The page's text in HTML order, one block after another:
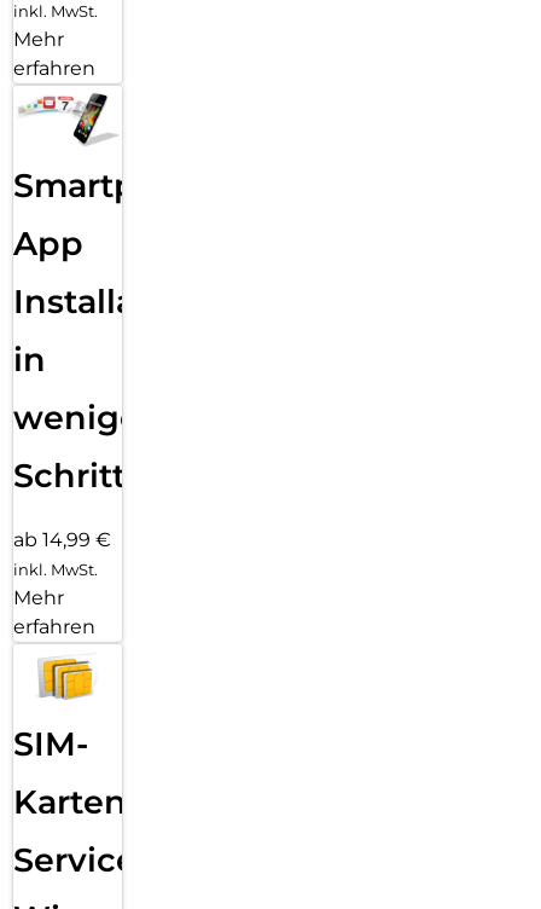
inkl. MwSt.
Mehr
erfahren
Smartphone
App
Installation
in
wenigen
Schritten
ab 14,99 €
inkl. MwSt.
Mehr
erfahren
SIM-
Karten
Service: